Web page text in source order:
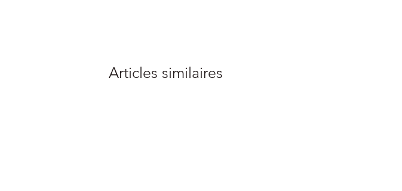
Articles similaires